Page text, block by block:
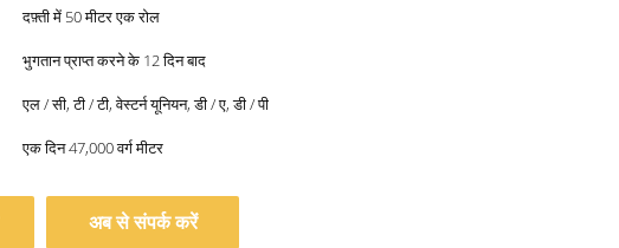
दफ़्ती में 50 मीटर एक रोल
भुगतान प्राप्त करने के 12 दिन बाद
एल / सी, टी / टी, वेस्टर्न यूनियन, डी / ए, डी / पी
एक दिन 47,000 वर्ग मीटर
अब से संपर्क करें